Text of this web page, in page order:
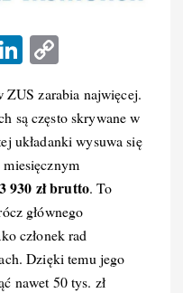
Li
k
e
d
I
n
p
y
Li
n
k
ZUS zarabia najwięcej.
są często skrywane w
układanki wysuwa się
930 zł brutto. To
głównego
członek rad
Dzięki temu jego
nawet 50 tys. zł